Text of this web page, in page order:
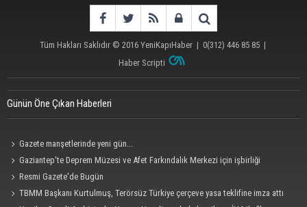
Tüm Hakları Saklıdır © 2016 YeniKapıHaber| 0(312) 446 85 85|
Haber Scripti
Günün Öne Çıkan Haberleri
Gazete manşetlerinde yeni gün...
Gaziantep'te Deprem Müzesi ve Afet Farkındalık Merkezi için işbirliği
protokolü imzalandı
Resmi Gazete'de Bugün
TBMM Başkanı Kurtulmuş, Terörsüz Türkiye çerçeve yasa teklifine imza attı